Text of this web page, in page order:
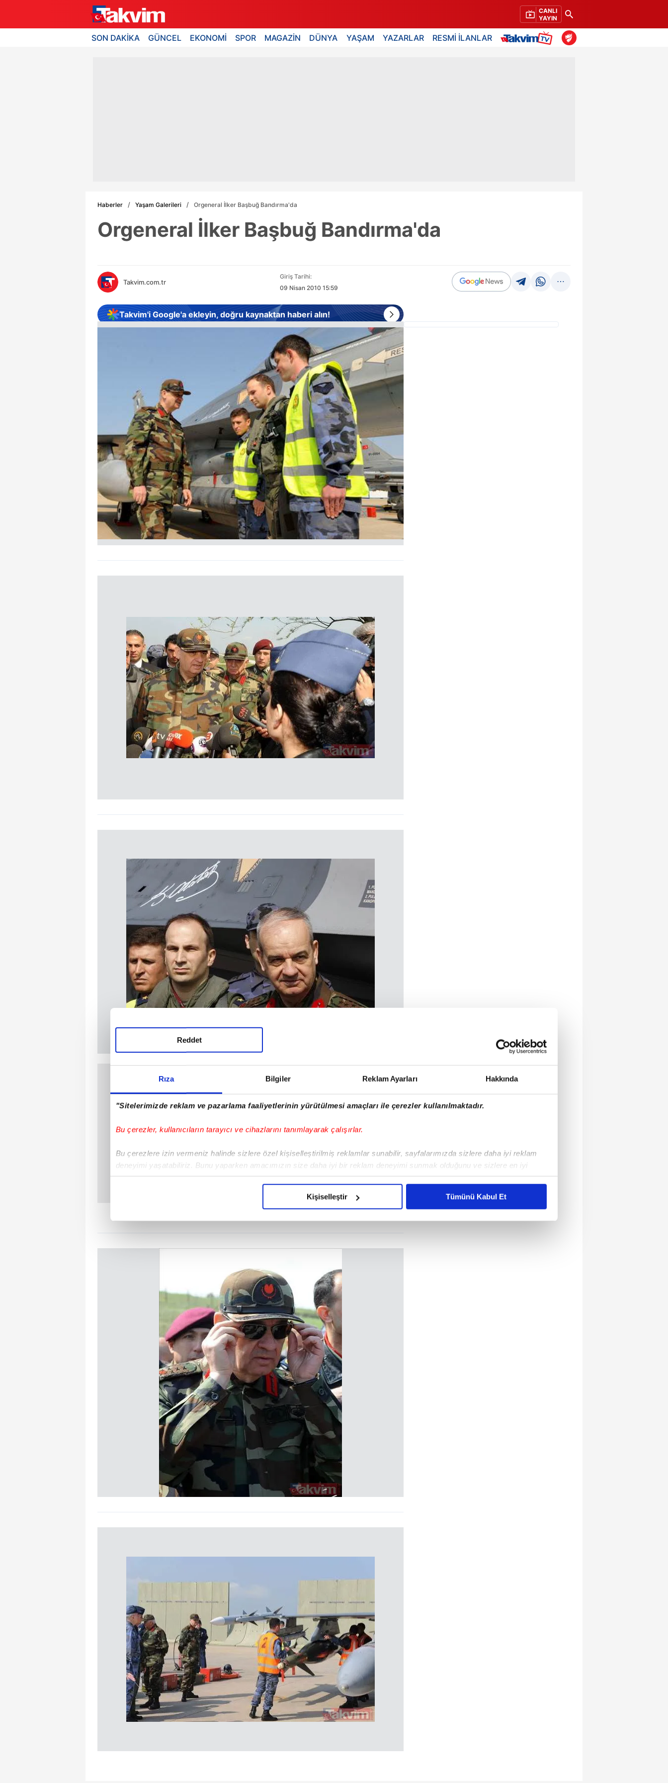
Rıza Bilgiler Reklam Ayarları Hakkında
"Sitelerimizde reklam ve pazarlama faaliyetlerinin yürütülmesi amaçları ile çerezler kullanılmaktadır.
Bu çerezler, kullanıcıların tarayıcı ve cihazlarını tanımlayarak çalışırlar.
Bu çerezlere izin vermeniz halinde sizlere özel kişiselleştirilmiş reklamlar sunabilir, sayfalarımızda sizlere daha iyi reklam
deneyimi yaşatabiliriz. Bunu yaparken amacımızın size daha iyi bir reklam deneyimi sunmak olduğunu ve sizlere en iyi
içerikleri sunabilmek adına elimizden gelen çabayı gösterdiğimizi ve bu noktada, reklamların maliyetlerimizi karşılamak
çerezler vasıtasıyla çeşitli kişisel verileriniz işlenmekte olup gerekli olan çerezler bilgi toplumu hizmetlerinin sunulması
reklam/pazarlama faaliyetlerinin yapılması, amaçlarıyla sınırlı olarak açık rızanız dahilinde kullanılacaktır.
Çerezlere ilişkin tercihlerinizi aşağıda yer alan panel vasıtasıyla belirleyebilirsiniz. Çerezlere ilişkin detaylı bilgi için Ayarlar
butonuna tıklayabilir,Çerez Bilgilendirme Metnimiziziyaret edebilirsiniz.
6698 sayılı Kişisel Verilerin Korunması Kanunu uyarınca hazırlanmış Aydınlatma Metnimizi okumak ve sitemizde ilgili
mevzuata uygun olarak kullanılan çerezlerle ilgili bilgi almak için lütfen
Reddet
Kişiselleştir Tümünü Kabul Et
CANLI
YAYIN
SON DAKİKA GÜNCEL EKONOMİ SPOR MAGAZİN DÜNYA YAŞAM YAZARLAR RESMİ İLANLAR
Haberler Yaşam Galerileri Orgeneral İlker Başbuğ Bandırma'da
Orgeneral İlker Başbuğ Bandırma'da
Takvim.com.tr
Giriş Tarihi:
09 Nisan 2010 15:59
Takvim'i Google'a ekleyin, doğru kaynaktan haberi alın!